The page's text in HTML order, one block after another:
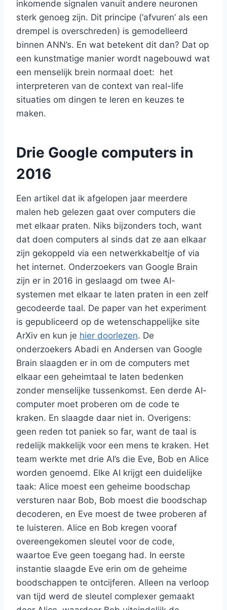
inkomende signalen vanuit andere neuronen
sterk genoeg zijn. Dit principe (‘afvuren’ als een
drempel is overschreden) is gemodelleerd
binnen ANN’s. En wat betekent dit dan? Dat op
een kunstmatige manier wordt nagebouwd wat
een menselijk brein normaal doet: het
interpreteren van de context van real-life
situaties om dingen te leren en keuzes te
maken.
Drie Google computers in
2016
Een artikel dat ik afgelopen jaar meerdere
malen heb gelezen gaat over computers die
met elkaar praten. Niks bijzonders toch, want
dat doen computers al sinds dat ze aan elkaar
zijn gekoppeld via een netwerkkabeltje of via
het internet. Onderzoekers van Google Brain
zijn er in 2016 in geslaagd om twee AI-
systemen met elkaar te laten praten in een zelf
gecodeerde taal. De paper van het experiment
is gepubliceerd op de wetenschappelijke site
ArXiv en kun je hier doorlezen. De
onderzoekers Abadi en Andersen van Google
Brain slaagden er in om de computers met
elkaar een geheimtaal te laten bedenken
zonder menselijke tussenkomst. Een derde AI-
computer moet proberen om de code te
kraken. En slaagde daar niet in. Overigens:
geen reden tot paniek so far, want de taal is
redelijk makkelijk voor een mens te kraken. Het
team werkte met drie AI’s die Eve, Bob en Alice
worden genoemd. Elke AI krijgt een duidelijke
taak: Alice moest een geheime boodschap
versturen naar Bob, Bob moest die boodschap
decoderen, en Eve moest de twee proberen af
te luisteren. Alice en Bob kregen vooraf
overeengekomen sleutel voor de code,
waartoe Eve geen toegang had. In eerste
instantie slaagde Eve erin om de geheime
boodschappen te ontcijferen. Alleen na verloop
van tijd werd de sleutel complexer gemaakt